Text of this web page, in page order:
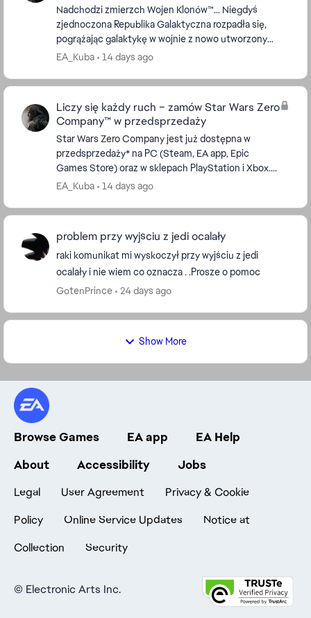
Nadchodzi zmierzch Wojen Klonów™… Niegdyś
zjednoczona Republika Galaktyczna rozpadła się,
pogrążając galaktykę w wojnie z nowo utworzonym
Sojuszem Separatystów. Krwawy konflikt pochłon...
EA_Kuba 14 days ago
Liczy się każdy ruch – zamów Star Wars Zero
Company™ w przedsprzedaży
Star Wars Zero Company jest już dostępna w
przedsprzedaży* na PC (Steam, EA app, Epic
Games Store) oraz w sklepach PlayStation i Xbox.
Premiera gry 27 sierpnia. Każdy twój wybór może
EA_Kuba 14 days ago
problem przy wyjściu z jedi ocalały
raki komunikat mi wyskoczył przy wyjściu z jedi
ocalały i nie wiem co oznacza . .Prosze o pomoc
GotenPrince
24 days ago
Show More
Browse Games EA app
EA Help
About
Accessibility Jobs
Legal User Agreement
Privacy & Cookie
Policy
Online Service Updates
Notice at
Collection
Security
© Electronic Arts Inc.